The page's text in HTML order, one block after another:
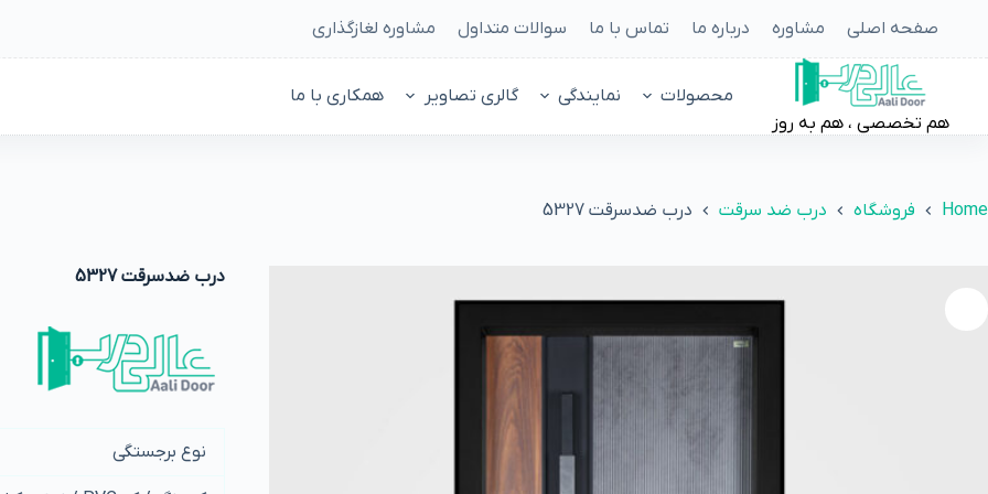
صفحه اصلی مشاوره درباره ما تماس با ما سوالات متداول مشاوره لغازگذاری
هم تخصصی ، هم به روز
محصولات نمایندگی گالری تصاویر همکاری با ما
Home فروشگاه درب ضد سرقت درب ضدسرقت 5327
درب ضدسرقت 5327
نوع برجستگی